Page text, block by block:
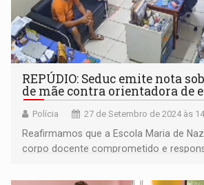
REPÚDIO: Seduc emite nota
de mãe contra orientadora de
Polícia 27 de Setembro de 2024 às
Reafirmamos que a Escola Maria de
corpo docente comprometido e
harmonioso